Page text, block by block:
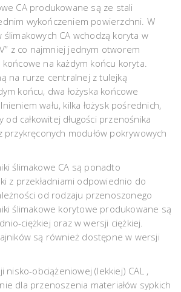
CA produkowane są ze stali
wykończeniem powierzchni. W
ślimakowych CA wchodzą koryta w
z co najmniej jednym otworem
końcowe na każdym końcu koryta.
na rurze centralnej z tulejką
końcu, dwa łożyska końcowe
wału, kilka łożysk pośrednich,
od całkowitej długości przenośnika
przykręconych modułów pokrywowych
ślimakowe CA są ponadto
z przekładniami odpowiednio do
od rodzaju przenoszonego
ślimakowe korytowe produkowane są
ciężkiej oraz w wersji ciężkiej.
są również dostępne w wersji
nisko-obciążeniowej (lekkiej) CAL ,
dla przenoszenia materiałów sypkich